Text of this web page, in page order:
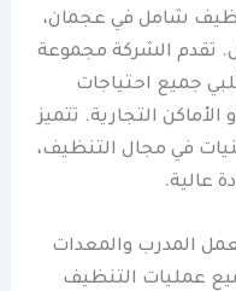
شامل في عجمان،
تقدم الشركة مجموعة
جميع احتياجات
التجارية. تتميز
في مجال التنظيف،
عالية.
المدرب والمعدات
عمليات التنظيف